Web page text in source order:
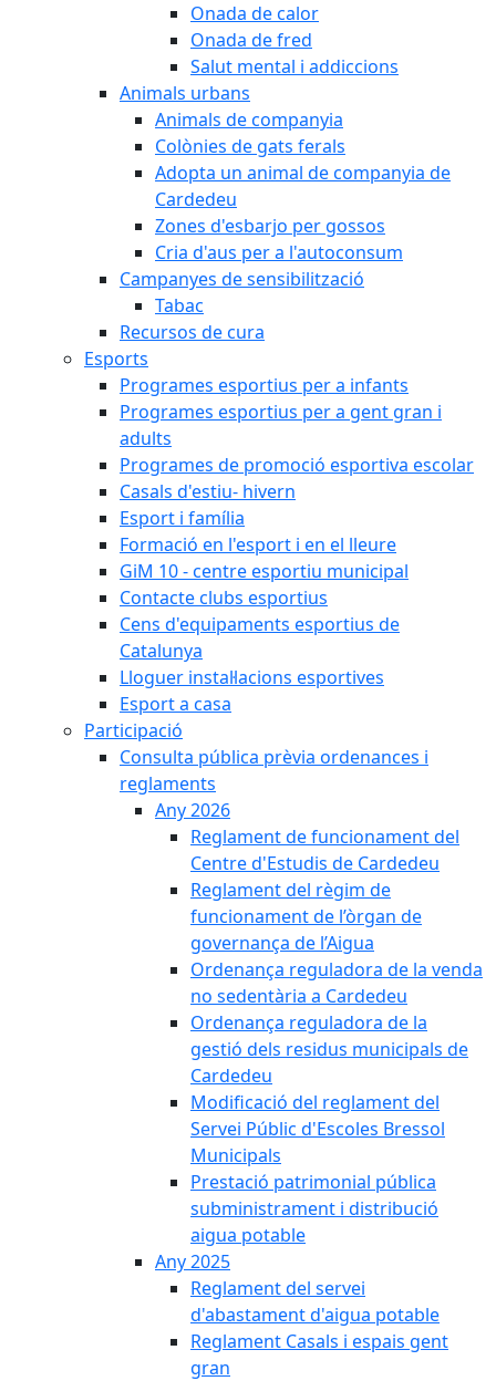
Onada de calor
Onada de fred
Salut mental i addiccions
Animals urbans
Animals de companyia
Colònies de gats ferals
Adopta un animal de companyia de
Cardedeu
Zones d'esbarjo per gossos
Cria d'aus per a l'autoconsum
Campanyes de sensibilització
Tabac
Recursos de cura
Esports
Programes esportius per a infants
Programes esportius per a gent gran i
adults
Programes de promoció esportiva escolar
Casals d'estiu- hivern
Esport i família
Formació en l'esport i en el lleure
GiM 10 - centre esportiu municipal
Contacte clubs esportius
Cens d'equipaments esportius de
Catalunya
Lloguer instal·lacions esportives
Esport a casa
Participació
Consulta pública prèvia ordenances i
reglaments
Any 2026
Reglament de funcionament del
Centre d'Estudis de Cardedeu
Reglament del règim de
funcionament de l’òrgan de
governança de l’Aigua
Ordenança reguladora de la venda
no sedentària a Cardedeu
Ordenança reguladora de la
gestió dels residus municipals de
Cardedeu
Modificació del reglament del
Servei Públic d'Escoles Bressol
Municipals
Prestació patrimonial pública
subministrament i distribució
aigua potable
Any 2025
Reglament del servei
d'abastament d'aigua potable
Reglament Casals i espais gent
gran